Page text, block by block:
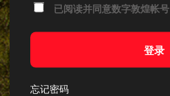
已阅读并同意数字敦煌帐号
登录
忘记密码